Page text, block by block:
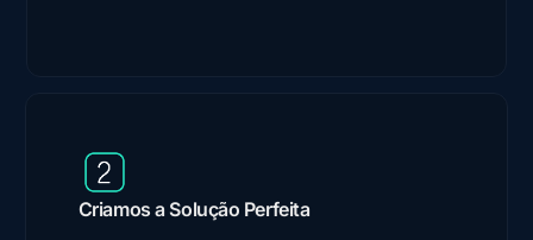
Criamos a Solução Perfeita